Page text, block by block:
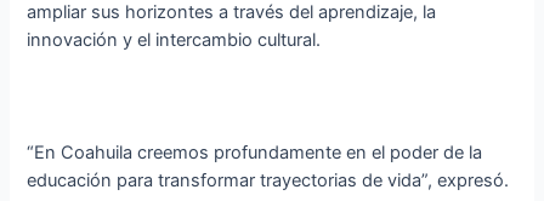
ampliar sus horizontes a través del aprendizaje, la
innovación y el intercambio cultural.
“En Coahuila creemos profundamente en el poder de la
educación para transformar trayectorias de vida”, expresó.